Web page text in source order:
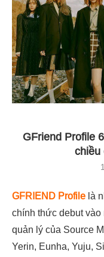
GFriend Profile
chiều
GFRIEND Profile là
chính thức debut
quản lý của Source
Yerin, Eunha, Yuju,